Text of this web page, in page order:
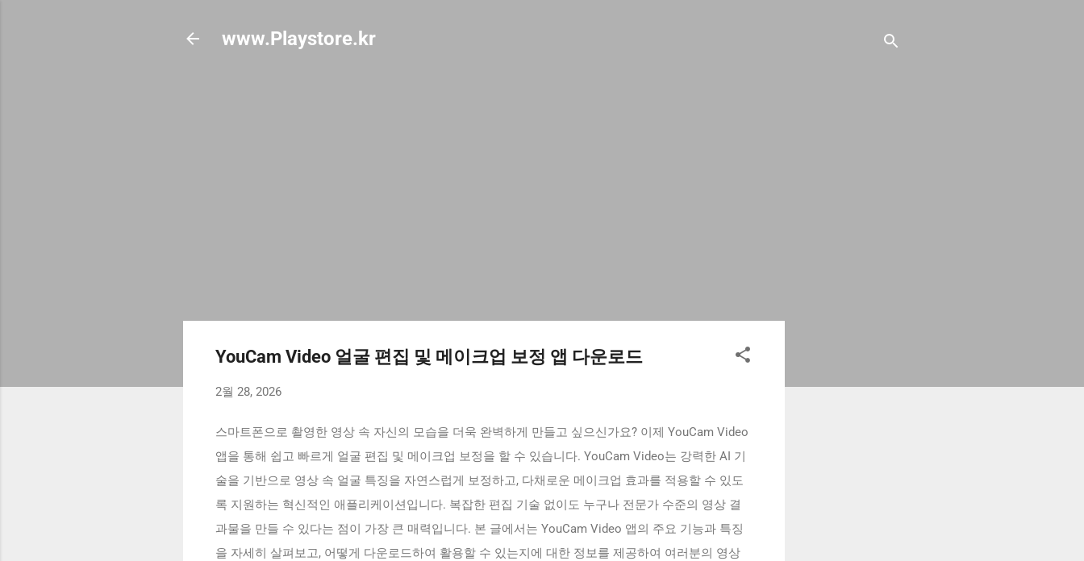
www.Playstore.kr
YouCam Video 얼굴 편집 및 메이크업 보정 앱 다운로드
2월 28, 2026
스마트폰으로 촬영한 영상 속 자신의 모습을 더욱 완벽하게 만들고 싶으신가요? 이제 YouCam Video
앱을 통해 쉽고 빠르게 얼굴 편집 및 메이크업 보정을 할 수 있습니다. YouCam Video는 강력한 AI 기
술을 기반으로 영상 속 얼굴 특징을 자연스럽게 보정하고, 다채로운 메이크업 효과를 적용할 수 있도
록 지원하는 혁신적인 애플리케이션입니다. 복잡한 편집 기술 없이도 누구나 전문가 수준의 영상 결
과물을 만들 수 있다는 점이 가장 큰 매력입니다. 본 글에서는 YouCam Video 앱의 주요 기능과 특징
을 자세히 살펴보고, 어떻게 다운로드하여 활용할 수 있는지에 대한 정보를 제공하여 여러분의 영상